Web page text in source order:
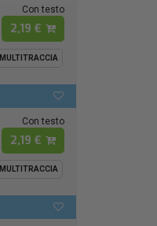
Con testo
2,19 €
MULTITRACCIA
Con testo
2,19 €
MULTITRACCIA